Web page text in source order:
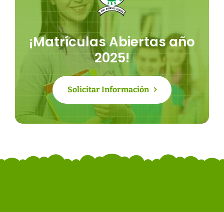
¡Matrículas Abiertas año
2025!
Solicitar Información